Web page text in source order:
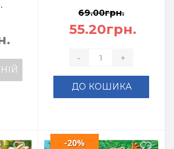
69.00грн.
55.20грн.
- +
ДО КОШИКА
-20%